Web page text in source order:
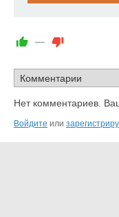
—
Нет комментариев.
Войдите или